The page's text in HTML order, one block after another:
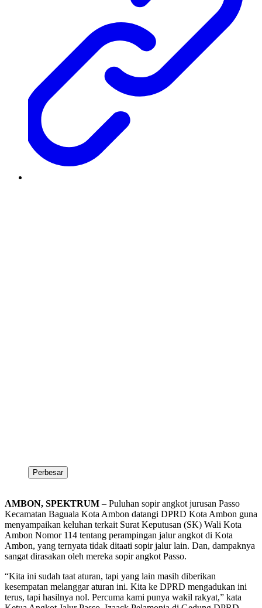
Perbesar
AMBON, SPEKTRUM – Puluhan sopir angkot jurusan Passo
Kecamatan Baguala Kota Ambon datangi DPRD Kota Ambon guna
menyampaikan keluhan terkait Surat Keputusan (SK) Wali Kota
Ambon Nomor 114 tentang perampingan jalur angkot di Kota
Ambon, yang ternyata tidak ditaati sopir jalur lain. Dan, dampaknya
sangat dirasakan oleh mereka sopir angkot Passo.
“Kita ini sudah taat aturan, tapi yang lain masih diberikan
kesempatan melanggar aturan ini. Kita ke DPRD mengadukan ini
terus, tapi hasilnya nol. Percuma kami punya wakil rakyat,” kata